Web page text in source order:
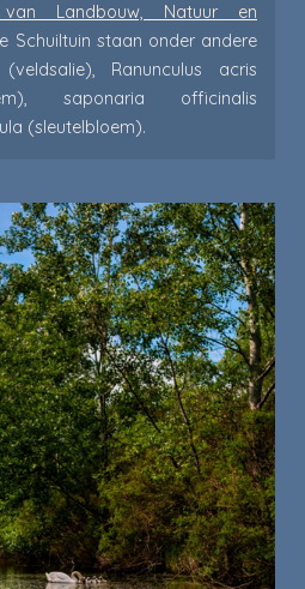
van Landbouw, Natuur en
Schuiltuin staan onder andere
Ranunculus acris
saponaria officinalis
(sleutelbloem).